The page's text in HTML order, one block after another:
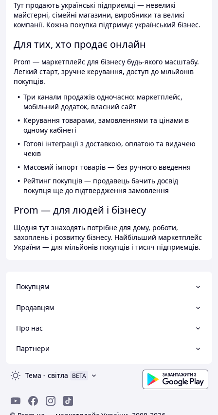
Тут продають українські підприємці — невеликі
майстерні, сімейні магазини, виробники та великі
компанії. Кожна покупка підтримує український бізнес.
Для тих, хто продає онлайн
Prom — маркетплейс для бізнесу будь-якого масштабу.
Легкий старт, зручне керування, доступ до мільйонів
покупців.
Три канали продажів одночасно: маркетплейс,
мобільний додаток, власний сайт
Керування товарами, замовленнями та цінами в
одному кабінеті
Готові інтеграції з доставкою, оплатою та видачею
чеків
Масовий імпорт товарів — без ручного введення
Рейтинг покупців — продавець бачить досвід
покупця ще до підтвердження замовлення
Prom — для людей і бізнесу
Щодня тут знаходять потрібне для дому, роботи,
захоплень і розвитку бізнесу. Найбільший маркетплейс
України — для мільйонів покупців і тисяч підприємців.
Покупцям
Продавцям
Про нас
Партнери
Тема - світла BETA